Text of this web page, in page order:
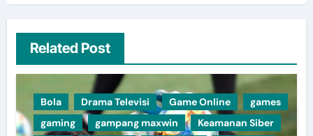
Related Post
Bola Drama Televisi Game Online
games
gaming
gampang maxwin
Keamanan Siber